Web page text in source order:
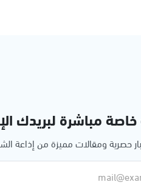
خاصة مباشرة لبريدك
حصرية ومقالات مميزة من إذاعة